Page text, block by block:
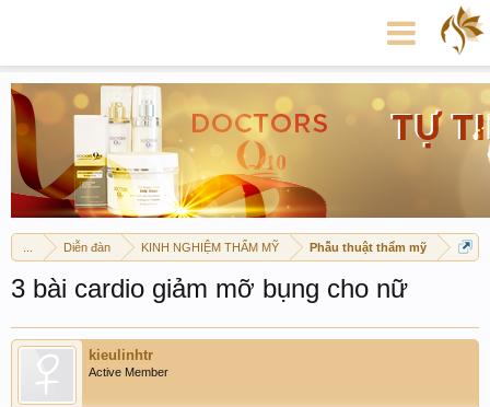
Diễn đàn KINH NGHIỆM THẨM MỸ Phẫu thuật thẩm mỹ
3 bài cardio giảm mỡ bụng cho nữ
kieulinhtr
Active Member